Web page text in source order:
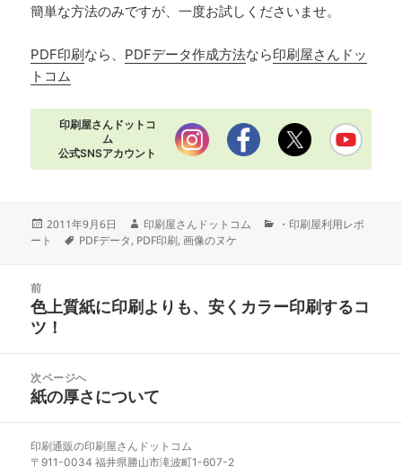
簡単な方法のみですが、一度お試しくださいませ。
PDF印刷なら、 PDFデータ作成方法なら印刷屋さんドッ
トコム
印刷屋さんドットコ
ム
公式SNSアカウント
投
稿
2011年9月6日
作
成
印刷屋さんドットコム
カ・印刷屋利用レポ
ート
タ
PDFデータ, PDF印刷,画像のヌケ
前
前
の
稿:
色上質紙に印刷よりも、安くカラー印刷するコ
ツ！
次ページへ
次
投
稿:
紙の厚さについて
印刷通販の印刷屋さんドットコム
〒911-0034 福井県勝山市滝波町1-607-2